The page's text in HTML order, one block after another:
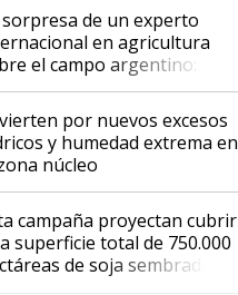
sorpresa de un experto
en agricultura
el campo argentino:
muy impresionado"
por nuevos excesos
y humedad extrema en
núcleo
campaña proyectan cubrir
superficie total de 750.000
de soja sembradas